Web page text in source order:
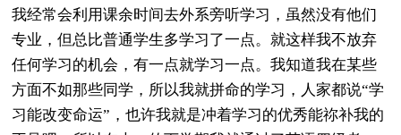
我经常会利用课余时间去外系旁听学习，虽然没有他们
专业，但总比普通学生多学习了一点。就这样我不放弃
任何学习的机会，有一点就学习一点。我知道我在某些
方面不如那些同学，所以我就拼命的学习，人家都说“学
习能改变命运”，也许我就是冲着学习的优秀能祢补我的